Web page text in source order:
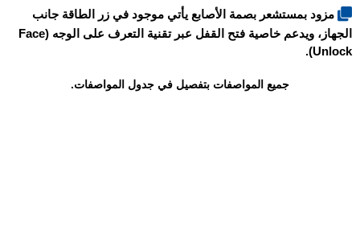
مزود بمستشعر بصمة الأصابع يأتي موجود في زر الطاقة جانب
الجهاز، ويدعم خاصية فتح القفل عبر تقنية التعرف على الوجه (Face
Unlock).
جميع المواصفات بتفصيل في جدول المواصفات.